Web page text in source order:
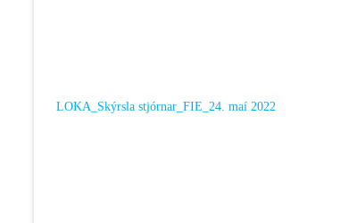
LOKA_Skýrsla stjórnar_FIE_24. maí 2022